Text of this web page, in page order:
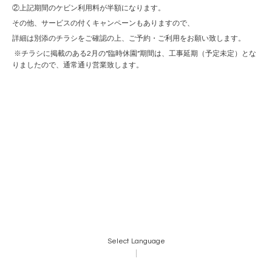
②上記期間のケビン利用料が半額になります。
その他、サービスの付くキャンペーンもありますので、
詳細は別添のチラシをご確認の上、ご予約・ご利用をお願い致します。
※チラシに掲載のある2月の”臨時休園”期間は、工事延期（予定未定）とな
りましたので、通常通り営業致します。
Select Language